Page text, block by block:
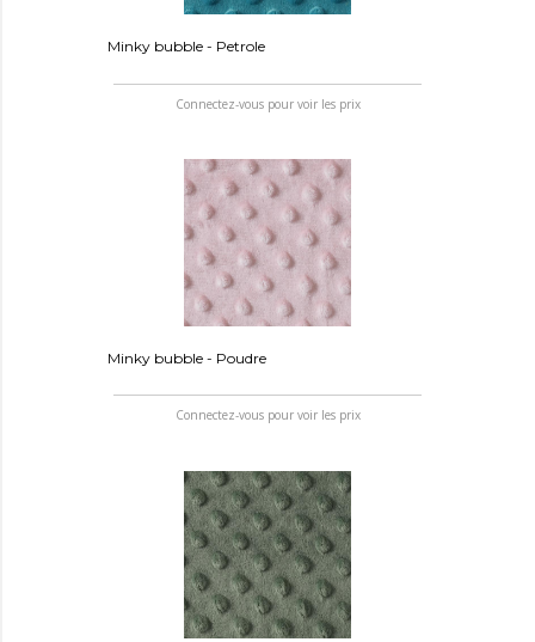
Minky bubble - Petrole
Connectez-vous pour voir les prix
Minky bubble - Poudre
Connectez-vous pour voir les prix